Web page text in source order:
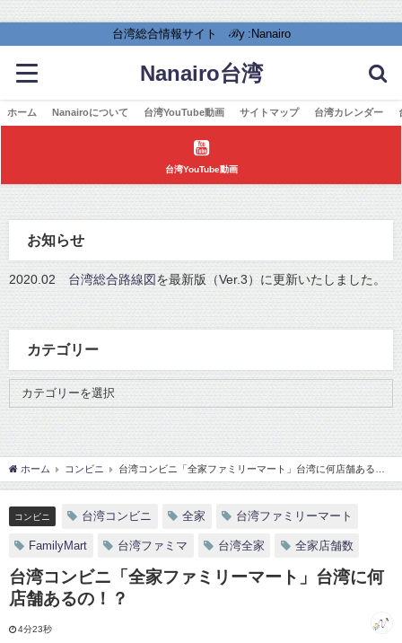
台湾総合情報サイト ℬy :Nanairo
Nanairo台湾
ホーム Nanairoについて 台湾YouTube動画 サイトマップ 台湾カレンダー
台湾YouTube動画
お知らせ
2020.02 台湾総合路線図 を最新版（Ver.3）に更新いたしました。
カテゴリー
ホーム コンビニ
台湾コンビニ「全家ファミリーマート」台湾に何店舗ある
の！？
コンビニ 台湾コンビニ 全家 台湾ファミリーマート
FamilyMart 台湾ファミマ 台湾全家 全家店舗数
台湾コンビニ「全家ファミリーマート」台湾に何
店舗あるの！？
4分23秒